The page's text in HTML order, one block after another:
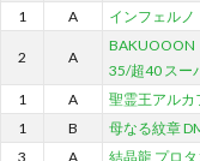
1
A インフェルノ
2 A
BAKUOOON
35/超40 スー
1 A 聖霊王アルカ
1
B 母なる紋章
3
A 結晶龍 プロ